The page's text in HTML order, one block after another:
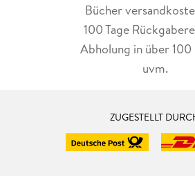
Bücher
100 Tage
Abholung in über 100
uvm.
ZUGESTELLT